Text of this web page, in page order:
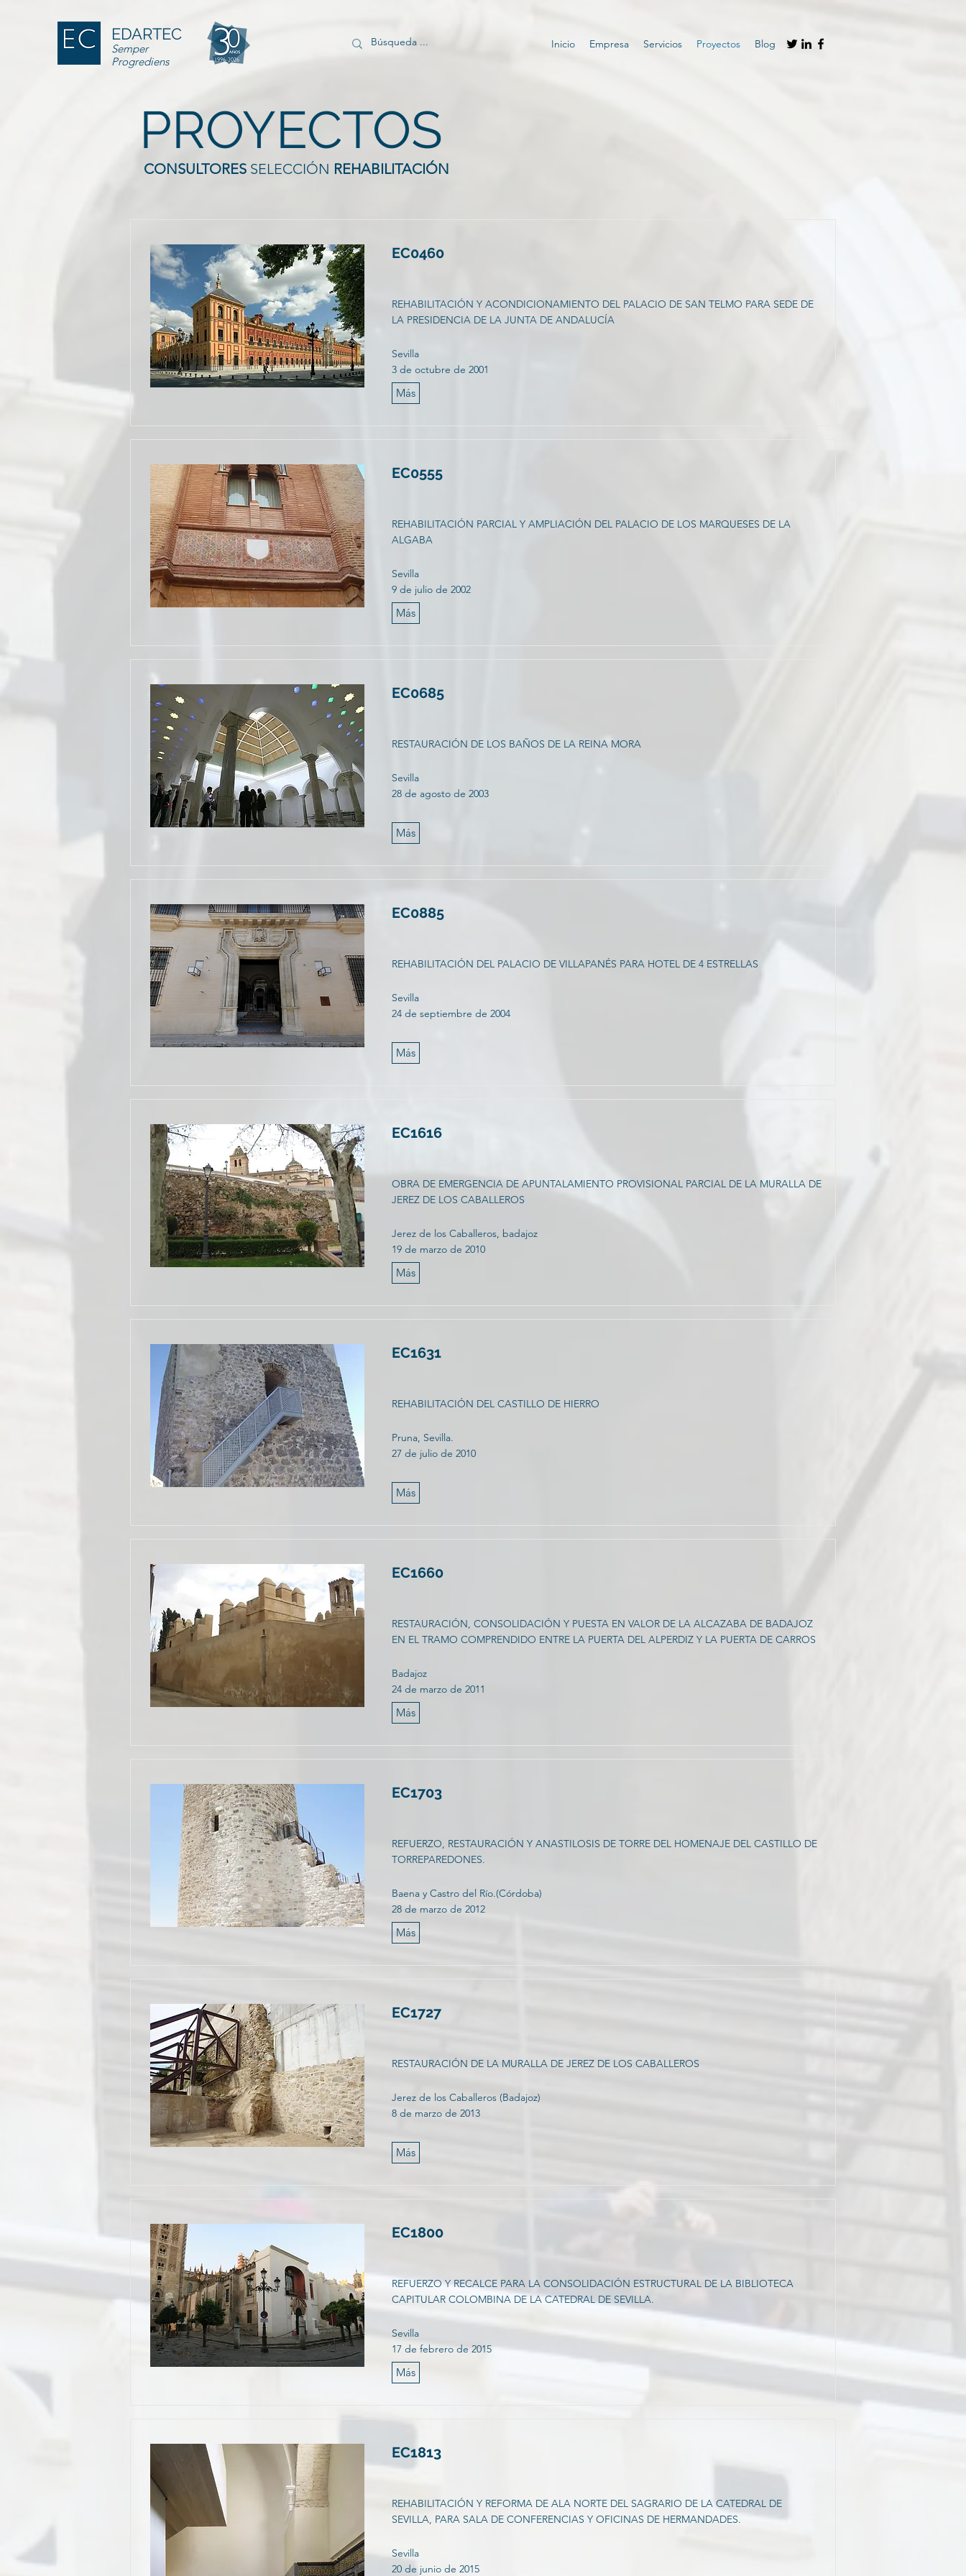
EDARTEC
Semper
Progrediens
Inicio Empresa Servicios Proyectos Blog
PROYECTOS
CONSULTORES SELECCIÓN REHABILITACIÓN
EC0460
REHABILITACIÓN Y ACONDICIONAMIENTO DEL PALACIO DE SAN TELMO PARA SEDE DE
LA PRESIDENCIA DE LA JUNTA DE ANDALUCÍA
Sevilla
3 de octubre de 2001
Más
EC0555
REHABILITACIÓN PARCIAL Y AMPLIACIÓN DEL PALACIO DE LOS MARQUESES DE LA
ALGABA
Sevilla
9 de julio de 2002
Más
EC0685
RESTAURACIÓN DE LOS BAÑOS DE LA REINA MORA
Sevilla
28 de agosto de 2003
Más
EC0885
REHABILITACIÓN DEL PALACIO DE VILLAPANÉS PARA HOTEL DE 4 ESTRELLAS
Sevilla
24 de septiembre de 2004
Más
EC1616
OBRA DE EMERGENCIA DE APUNTALAMIENTO PROVISIONAL PARCIAL DE LA MURALLA DE
JEREZ DE LOS CABALLEROS
Jerez de los Caballeros, badajoz
19 de marzo de 2010
Más
EC1631
REHABILITACIÓN DEL CASTILLO DE HIERRO
Pruna, Sevilla.
27 de julio de 2010
Más
EC1660
RESTAURACIÓN, CONSOLIDACIÓN Y PUESTA EN VALOR DE LA ALCAZABA DE BADAJOZ
EN EL TRAMO COMPRENDIDO ENTRE LA PUERTA DEL ALPERDIZ Y LA PUERTA DE CARROS
Badajoz
24 de marzo de 2011
Más
EC1703
REFUERZO, RESTAURACIÓN Y ANASTILOSIS DE TORRE DEL HOMENAJE DEL CASTILLO DE
TORREPAREDONES.
Baena y Castro del Río.(Córdoba)
28 de marzo de 2012
Más
EC1727
RESTAURACIÓN DE LA MURALLA DE JEREZ DE LOS CABALLEROS
Jerez de los Caballeros (Badajoz)
8 de marzo de 2013
Más
EC1800
REFUERZO Y RECALCE PARA LA CONSOLIDACIÓN ESTRUCTURAL DE LA BIBLIOTECA
CAPITULAR COLOMBINA DE LA CATEDRAL DE SEVILLA.
Sevilla
17 de febrero de 2015
Más
EC1813
REHABILITACIÓN Y REFORMA DE ALA NORTE DEL SAGRARIO DE LA CATEDRAL DE
SEVILLA, PARA SALA DE CONFERENCIAS Y OFICINAS DE HERMANDADES.
Sevilla
20 de junio de 2015